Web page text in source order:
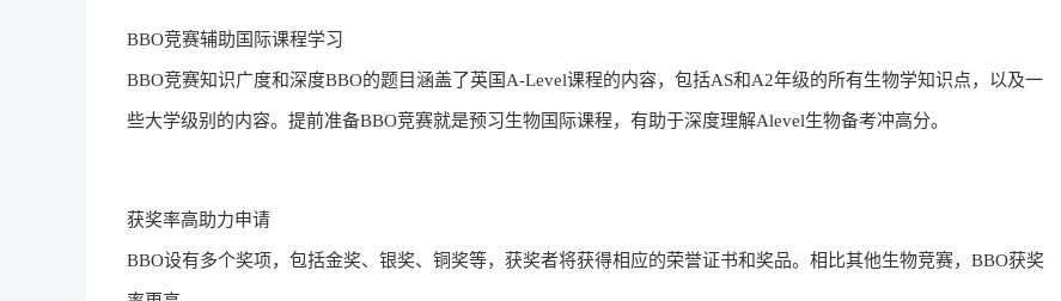
BBO竞赛辅助国际课程学习
BBO竞赛知识广度和深度BBO的题目涵盖了英国A-Level课程的内容，包括AS和A2年级的所有生物学知识点，以及一
些大学级别的内容。提前准备BBO竞赛就是预习生物国际课程，有助于深度理解Alevel生物备考冲高分。
获奖率高助力申请
BBO设有多个奖项，包括金奖、银奖、铜奖等，获奖者将获得相应的荣誉证书和奖品。相比其他生物竞赛，BBO获奖